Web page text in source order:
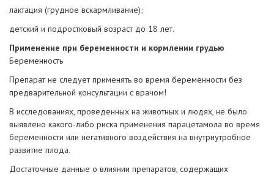
лактация (грудное вскармливание);
детский и подростковый возраст до 18 лет.
Применение при беременности и кормлении грудью
Беременность
Препарат не следует применять во время беременности без
предварительной консультации с врачом!
В исследованиях, проведенных на животных и людях, не было
выявлено какого-либо риска применения парацетамола во время
беременности или негативного воздействия на внутриутробное
развитие плода.
Достаточные данные о влиянии препаратов, содержащих